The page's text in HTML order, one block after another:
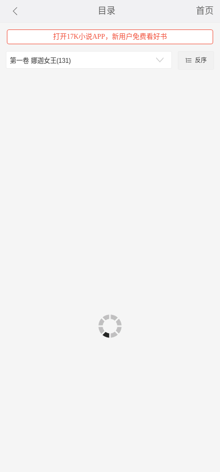
目录 首页
打开17K小说APP，新用户免费看好书
反序